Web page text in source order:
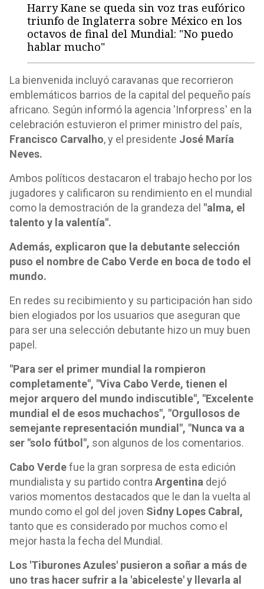
Harry Kane se queda sin voz tras eufórico
triunfo de Inglaterra sobre México en los
octavos de final del Mundial: "No puedo
hablar mucho"
La bienvenida incluyó caravanas que recorrieron
emblemáticos barrios de la capital del pequeño país
africano. Según informó la agencia 'Inforpress' en la
celebración estuvieron el primer ministro del país,
Francisco Carvalho, y el presidente José María
Neves.
Ambos políticos destacaron el trabajo hecho por los
jugadores y calificaron su rendimiento en el mundial
como la demostración de la grandeza del "alma, el
talento y la valentía".
Además, explicaron que la debutante selección
puso el nombre de Cabo Verde en boca de todo el
mundo.
En redes su recibimiento y su participación han sido
bien elogiados por los usuarios que aseguran que
para ser una selección debutante hizo un muy buen
papel.
"Para ser el primer mundial la rompieron
completamente", "Viva Cabo Verde, tienen el
mejor arquero del mundo indiscutible", "Excelente
mundial el de esos muchachos", "Orgullosos de
semejante representación mundial", "Nunca va a
ser "solo fútbol", son algunos de los comentarios.
Cabo Verdefue la gran sorpresa de esta edición
mundialista y su partido contra Argentina dejó
varios momentos destacados que le dan la vuelta al
mundo como el gol del joven Sidny Lopes Cabral,
tanto que es considerado por muchos como el
mejor hasta la fecha del Mundial.
Los 'Tiburones Azules' pusieron a soñar a más de
uno tras hacer sufrir a la 'abiceleste' y llevarla al